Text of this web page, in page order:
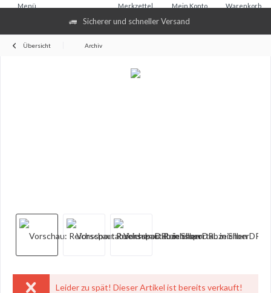
Sicherer und schneller Versand
Warenkorb
Merkzettel Mein Konto
Menü
Übersicht Archiv
Leider zu spät! Dieser Artikel ist bereits verkauft!